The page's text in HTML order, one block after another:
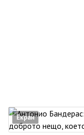
Екран